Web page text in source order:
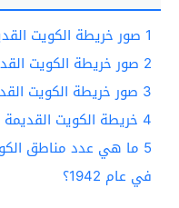
1 صور خريطة الكويت
2 صور خريطة الكويت
3 صور خريطة الكويت
4 خريطة الكويت
5 ما هي عدد مناطق
في عام 1942؟